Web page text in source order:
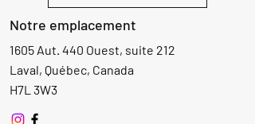
Notre emplacement
1605 Aut. 440 Ouest, suite 212
Laval, Québec, Canada
H7L 3W3